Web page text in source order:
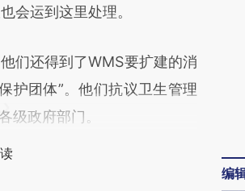
会运到这里处理。
还得到了WMS要扩建的消
护团体”。他们抗议卫生管理
级政府部门。
编